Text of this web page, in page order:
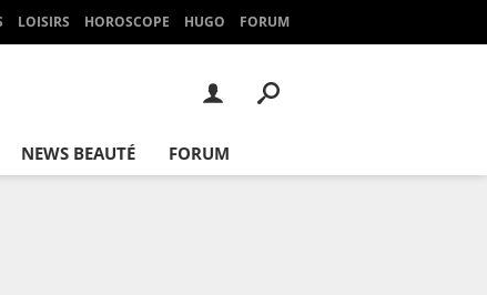
LOISIRS HOROSCOPE HUGO FORUM
NEWS BEAUTÉ FORUM